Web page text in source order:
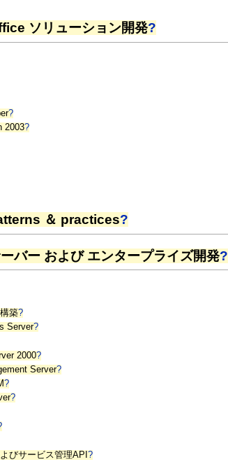
ソリューション開発?
?
2003?
＆ practices?
バー および エンタープライズ開発?
築?
Server?
2000?
Server?
?
?
びサービス管理API?